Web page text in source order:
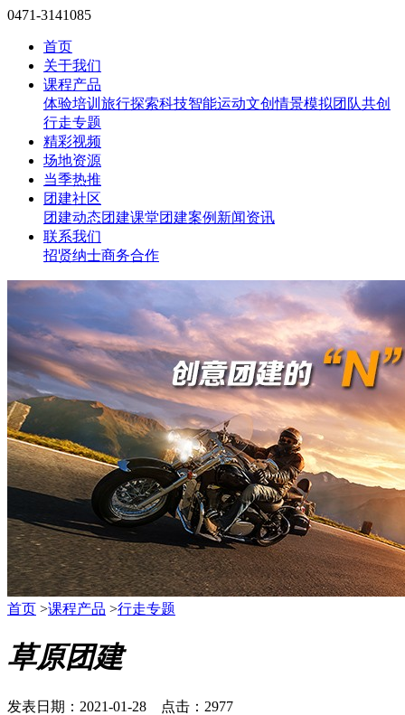
0471-3141085
首页
关于我们
课程产品
体验培训 旅行探索科技智能运动文创情景模拟团队共创
行走专题
精彩视频
场地资源
当季热推
团建社区
团建动态团建课堂团建案例 新闻资讯
联系我们
招贤纳士商务合作
首页 >课程产品 >行走专题
草原团建
发表日期：2021-01-28 点击：2977